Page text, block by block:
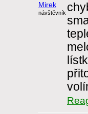
Mirek
návštěvník